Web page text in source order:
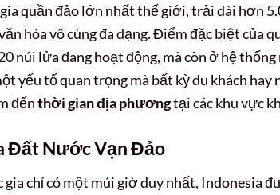
quần đảo lớn nhất thế giới, trải dài hơn
hóa vô cùng đa dạng. Điểm đặc biệt của
núi lửa đang hoạt động, mà còn ở hệ
yếu tố quan trọng mà bất kỳ du khách hay
đếnthời gian địa phươngtại các khu vực
Đất Nước Vạn Đảo
chỉ có một múi giờ duy nhất, Indonesia